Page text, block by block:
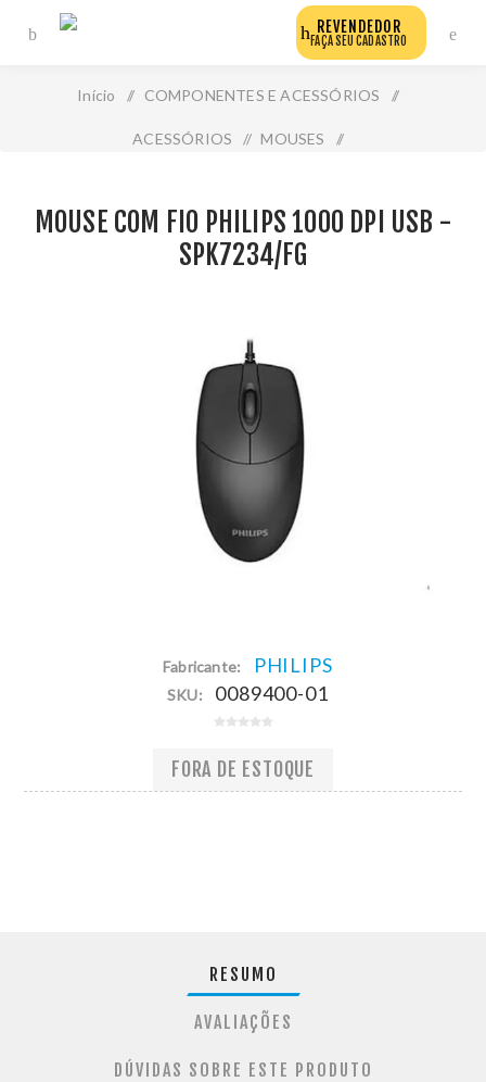
REVENDEDOR
FAÇA SEU CADASTRO
Início / COMPONENTES E ACESSÓRIOS /
ACESSÓRIOS / MOUSES /
MOUSE COM FIO PHILIPS 1000 DPI USB -
SPK7234/FG
Fabricante: PHILIPS
SKU: 0089400-01
FORA DE ESTOQUE
RESUMO
AVALIAÇÕES
DÚVIDAS SOBRE ESTE PRODUTO